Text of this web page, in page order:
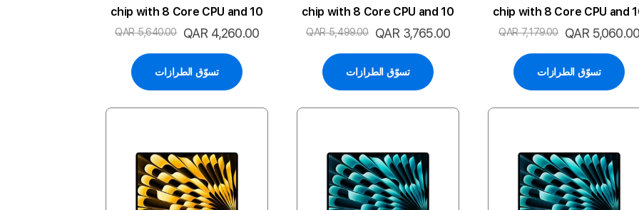
chip with 8 Core CPU and
Core GPU 24GB 512SSD 2P-
MN ENG
السعر
QAR 5,060.00
QAR 7,179.00
تسوّق الطرازات
chip with 8 Core CPU and 10
Core GPU 8GB 256SSD 2P-SG
ARA
السعر
QAR 3,765.00
QAR 5,499.00
تسوّق الطرازات
chip with 8 Core CPU and 10
Core GPU 8GB 512SSD 2P-SG
ARA
السعر
QAR 4,260.00
QAR 5,640.00
تسوّق الطرازات